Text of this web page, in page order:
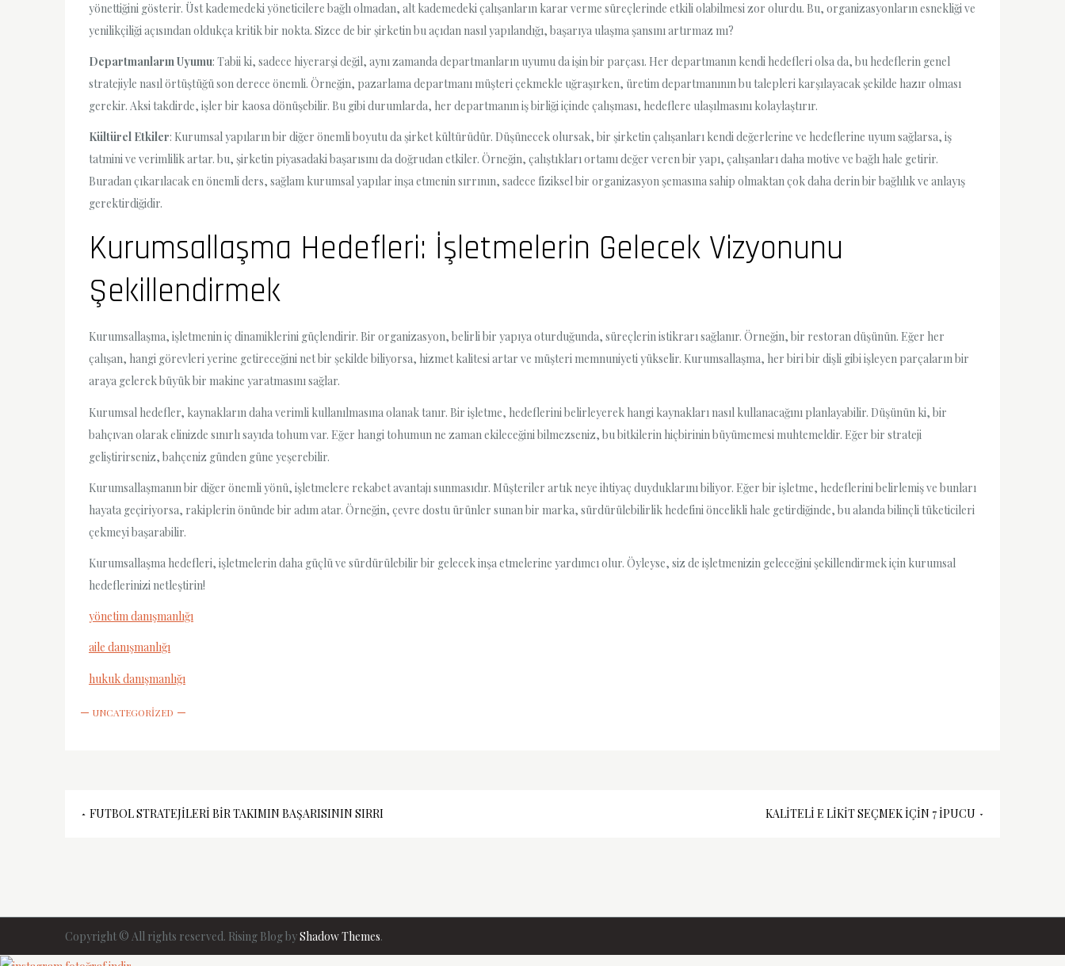
yönettiğini gösterir. Üst kademedeki yöneticilere bağlı olmadan, alt kademedeki çalışanların karar verme süreçlerinde etkili olabilmesi zor olurdu. Bu, organizasyonların esnekliği ve
yenilikçiliği açısından oldukça kritik bir nokta. Sizce de bir şirketin bu açıdan nasıl yapılandığı, başarıya ulaşma şansını artırmaz mı?
Departmanların Uyumu: Tabii ki, sadece hiyerarşi değil, aynı zamanda departmanların uyumu da işin bir parçası. Her departmanın kendi hedefleri olsa da, bu hedeflerin genel
stratejiyle nasıl örtüştüğü son derece önemli. Örneğin, pazarlama departmanı müşteri çekmekle uğraşırken, üretim departmanının bu talepleri karşılayacak şekilde hazır olması
gerekir. Aksi takdirde, işler bir kaosa dönüşebilir. Bu gibi durumlarda, her departmanın iş birliği içinde çalışması, hedeflere ulaşılmasını kolaylaştırır.
Kültürel Etkiler: Kurumsal yapıların bir diğer önemli boyutu da şirket kültürüdür. Düşünecek olursak, bir şirketin çalışanları kendi değerlerine ve hedeflerine uyum sağlarsa, iş
tatmini ve verimlilik artar. bu, şirketin piyasadaki başarısını da doğrudan etkiler. Örneğin, çalıştıkları ortamı değer veren bir yapı, çalışanları daha motive ve bağlı hale getirir.
Buradan çıkarılacak en önemli ders, sağlam kurumsal yapılar inşa etmenin sırrının, sadece fiziksel bir organizasyon şemasına sahip olmaktan çok daha derin bir bağlılık ve anlayış
gerektirdiğidir.
Kurumsallaşma Hedefleri: İşletmelerin Gelecek Vizyonunu
Şekillendirmek
Kurumsallaşma, işletmenin iç dinamiklerini güçlendirir. Bir organizasyon, belirli bir yapıya oturduğunda, süreçlerin istikrarı sağlanır. Örneğin, bir restoran düşünün. Eğer her
çalışan, hangi görevleri yerine getireceğini net bir şekilde biliyorsa, hizmet kalitesi artar ve müşteri memnuniyeti yükselir. Kurumsallaşma, her biri bir dişli gibi işleyen parçaların bir
araya gelerek büyük bir makine yaratmasını sağlar.
Kurumsal hedefler, kaynakların daha verimli kullanılmasına olanak tanır. Bir işletme, hedeflerini belirleyerek hangi kaynakları nasıl kullanacağını planlayabilir. Düşünün ki, bir
bahçıvan olarak elinizde sınırlı sayıda tohum var. Eğer hangi tohumun ne zaman ekileceğini bilmezseniz, bu bitkilerin hiçbirinin büyümemesi muhtemeldir. Eğer bir strateji
geliştirirseniz, bahçeniz günden güne yeşerebilir.
Kurumsallaşmanın bir diğer önemli yönü, işletmelere rekabet avantajı sunmasıdır. Müşteriler artık neye ihtiyaç duyduklarını biliyor. Eğer bir işletme, hedeflerini belirlemiş ve bunları
hayata geçiriyorsa, rakiplerin önünde bir adım atar. Örneğin, çevre dostu ürünler sunan bir marka, sürdürülebilirlik hedefini öncelikli hale getirdiğinde, bu alanda bilinçli tüketicileri
çekmeyi başarabilir.
Kurumsallaşma hedefleri, işletmelerin daha güçlü ve sürdürülebilir bir gelecek inşa etmelerine yardımcı olur. Öyleyse, siz de işletmenizin geleceğini şekillendirmek için kurumsal
hedeflerinizi netleştirin!
yönetim danışmanlığı
aile danışmanlığı
hukuk danışmanlığı
UNCATEGORIZED
Yazı
FUTBOL STRATEJILERI BIR TAKIMIN BAŞARISININ SIRRI KALITELI E LIKIT SEÇMEK İÇIN 7 İPUCU
Copyright © All rights reserved. Rising Blog byShadow Themes.